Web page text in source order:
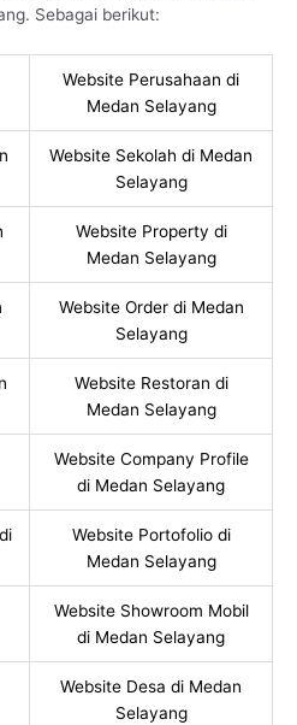
Sebagai berikut:
Website Perusahaan di
Medan Selayang
Website Sekolah di Medan
Selayang
Website Property di
Medan Selayang
Website Order di Medan
Selayang
Website Restoran di
Medan Selayang
Website Company Profile
di Medan Selayang
Website Portofolio di
Medan Selayang
Website Showroom Mobil
di Medan Selayang
Website Desa di Medan
Selayang